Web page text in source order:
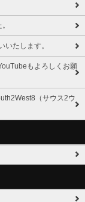
たします。
もよろしくお願
（サウス2ウ